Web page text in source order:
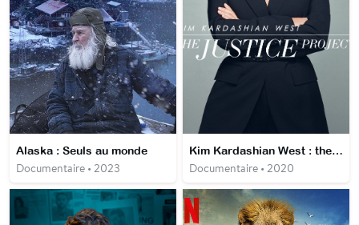
Alaska : Seuls au monde
Documentaire • 2023
Kim Kardashian West : the justice project
Documentaire • 2020